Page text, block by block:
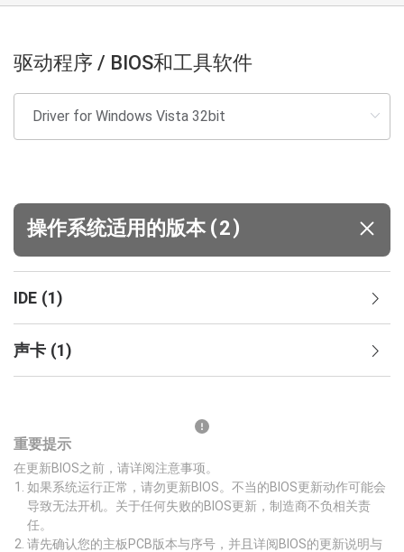
驱动程序 / BIOS和工具软件
操作系统适用的版本 (2)
IDE (1)
声卡 (1)
重要提示
在更新BIOS之前，请详阅注意事项。
如果系统运行正常，请勿更新BIOS。不当的BIOS更新动作可能会
导致无法开机。关于任何失败的BIOS更新，制造商不负相关责
任。
请先确认您的主板PCB版本与序号，并且详阅BIOS的更新说明与